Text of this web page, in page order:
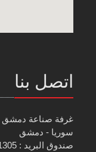
اتصل بنا
غرفة صناعة دمشق
سوريا - دمشق
صندوق البريد : 1305